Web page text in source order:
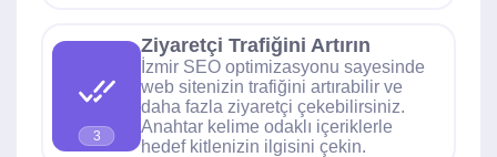
3
Ziyaretçi Trafiğini Artırın
İzmir SEO optimizasyonu sayesinde
web sitenizin trafiğini artırabilir ve
daha fazla ziyaretçi çekebilirsiniz.
Anahtar kelime odaklı içeriklerle
hedef kitlenizin ilgisini çekin.